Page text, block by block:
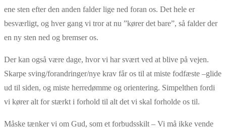
ene sten efter den anden falder lige ned foran os. Det hele er
besværligt, og hver gang vi tror at nu ”kører det bare”, så falder der
en ny sten ned og bremser os.
Der kan også være dage, hvor vi har svært ved at blive på vejen.
Skarpe sving/forandringer/nye krav får os til at miste fodfæste –glide
ud til siden, og miste herredømme og orientering. Simpelthen fordi
vi kører alt for stærkt i forhold til alt det vi skal forholde os til.
Måske tænker vi om Gud, som et forbudsskilt – Vi må ikke vende